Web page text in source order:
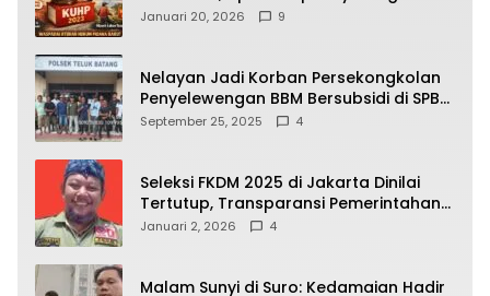
Kehidupan Warga? Ini Aturan Kunci
Januari 20, 2026 9
Nelayan Jadi Korban Persekongkolan
Penyelewengan BBM Bersubsidi di SPBU
64.78809 Teluk Batang
September 25, 2025 4
Seleksi FKDM 2025 di Jakarta Dinilai
Tertutup, Transparansi Pemerintahan
Pramono–Rano Dipertanyakan
Januari 2, 2026 4
Malam Sunyi di Suro: Kedamaian Hadir